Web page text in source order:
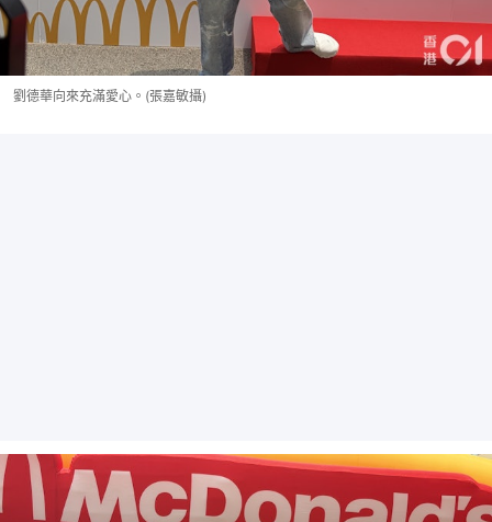
劉德華向來充滿愛心。(張嘉敏攝)